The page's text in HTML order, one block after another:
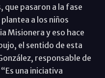
que pasaron a la fase
a los niños
Misionera y eso hace
el sentido de esta
responsable de
una iniciativa